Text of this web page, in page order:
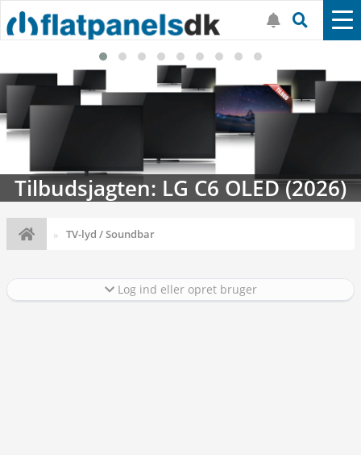
Tilbudsjagten: LG C6 OLED (2026)
TV-lyd / Soundbar
Log ind eller opret bruger